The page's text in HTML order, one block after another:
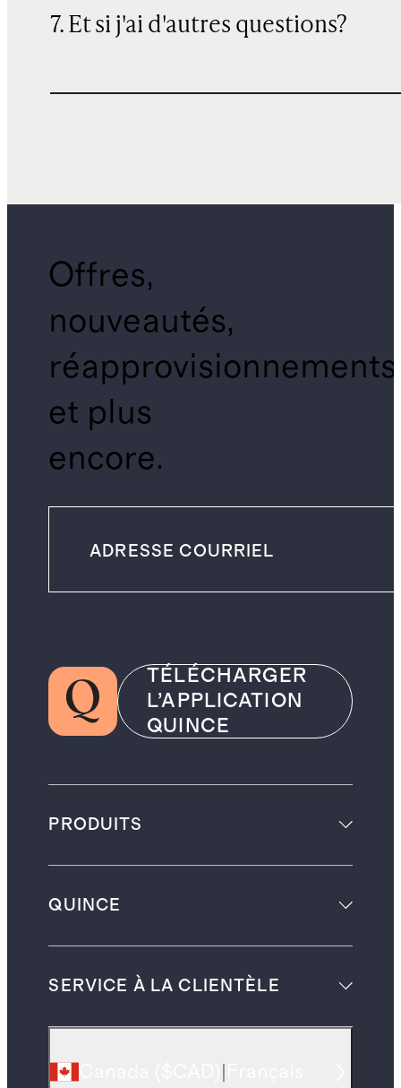
7. Et si j'ai d'autres questions?
Offres,
nouveautés,
réapprovisionnements
et plus
encore.
TÉLÉCHARGER
L’APPLICATION
QUINCE
PRODUITS
QUINCE
SERVICE À LA CLIENTÈLE